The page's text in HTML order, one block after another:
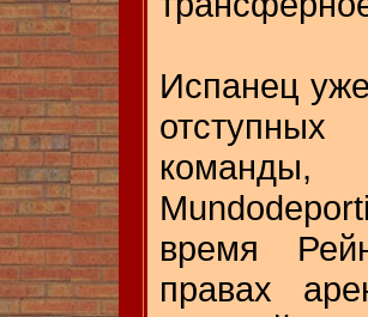
Испанец
время
правах